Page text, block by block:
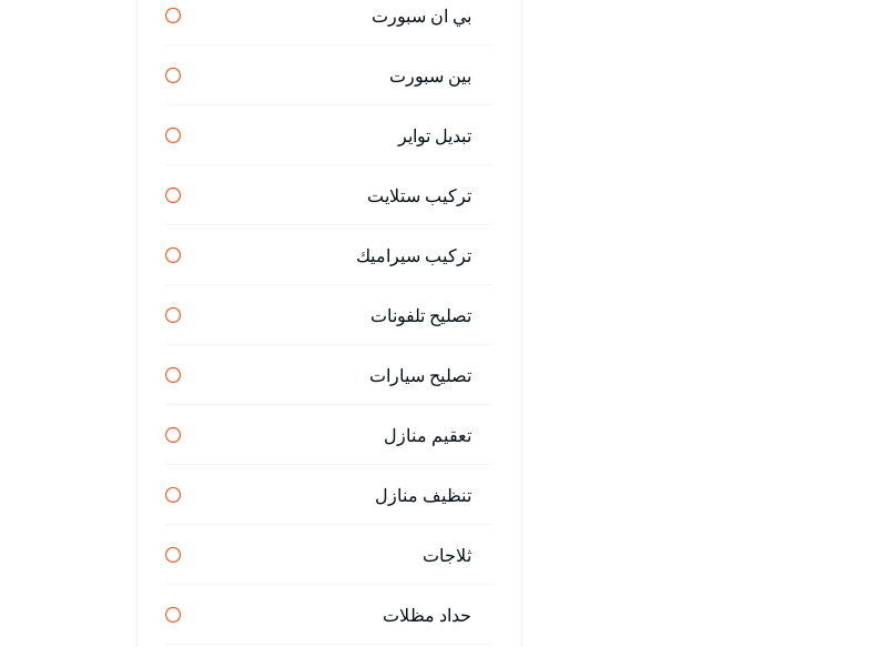
بي ان سبورت
بين سبورت
تبديل تواير
تركيب ستلايت
تركيب سيراميك
تصليح تلفونات
تصليح سيارات
تعقيم منازل
تنظيف منازل
ثلاجات
حداد مظلات